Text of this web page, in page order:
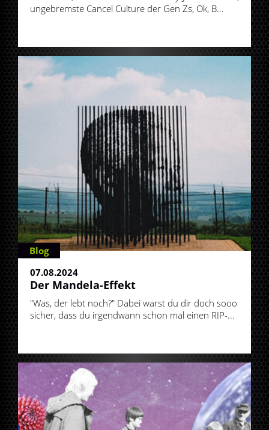
ungebremste Cancel Culture der Gen Zs, Ok, B...
Blog
07.08.2024
Der Mandela-Effekt
"Was, der lebt noch?" Dabei warst du dir doch sooo
sicher, dass du irgendwann schon mal einen RIP-...